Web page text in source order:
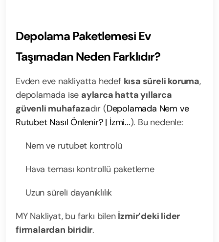
Depolama Paketlemesi Ev
Taşımadan Neden Farklıdır?
Evden eve nakliyatta hedef kısa süreli koruma,
depolamada ise aylarca hatta yıllarca
güvenli muhafazadır (Depolamada Nem ve
Rutubet Nasıl Önlenir? | İzmi...). Bu nedenle:
Nem ve rutubet kontrolü
Hava teması kontrollü paketleme
Uzun süreli dayanıklılık
MY Nakliyat, bu farkı bilen İzmir’deki lider
firmalardan biridir.